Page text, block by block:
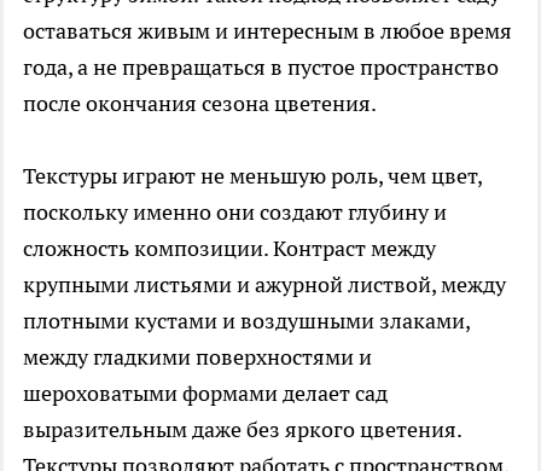
оставаться живым и интересным в любое время
года, а не превращаться в пустое пространство
после окончания сезона цветения.
Текстуры играют не меньшую роль, чем цвет,
поскольку именно они создают глубину и
сложность композиции. Контраст между
крупными листьями и ажурной листвой, между
плотными кустами и воздушными злаками,
между гладкими поверхностями и
шероховатыми формами делает сад
выразительным даже без яркого цветения.